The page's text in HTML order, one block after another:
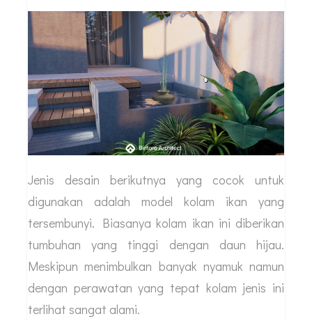
Jenis desain berikutnya yang cocok untuk
digunakan adalah model kolam ikan yang
tersembunyi. Biasanya kolam ikan ini diberikan
tumbuhan yang tinggi dengan daun hijau.
Meskipun menimbulkan banyak nyamuk namun
dengan perawatan yang tepat kolam jenis ini
terlihat sangat alami.